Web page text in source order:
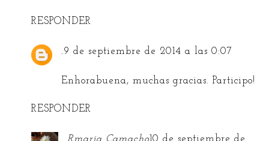
RESPONDER
.9 de septiembre de 2014 a las 0:07
Enhorabuena, muchas gracias. Participo!
RESPONDER
Rmaria Camacho10 de septiembre de